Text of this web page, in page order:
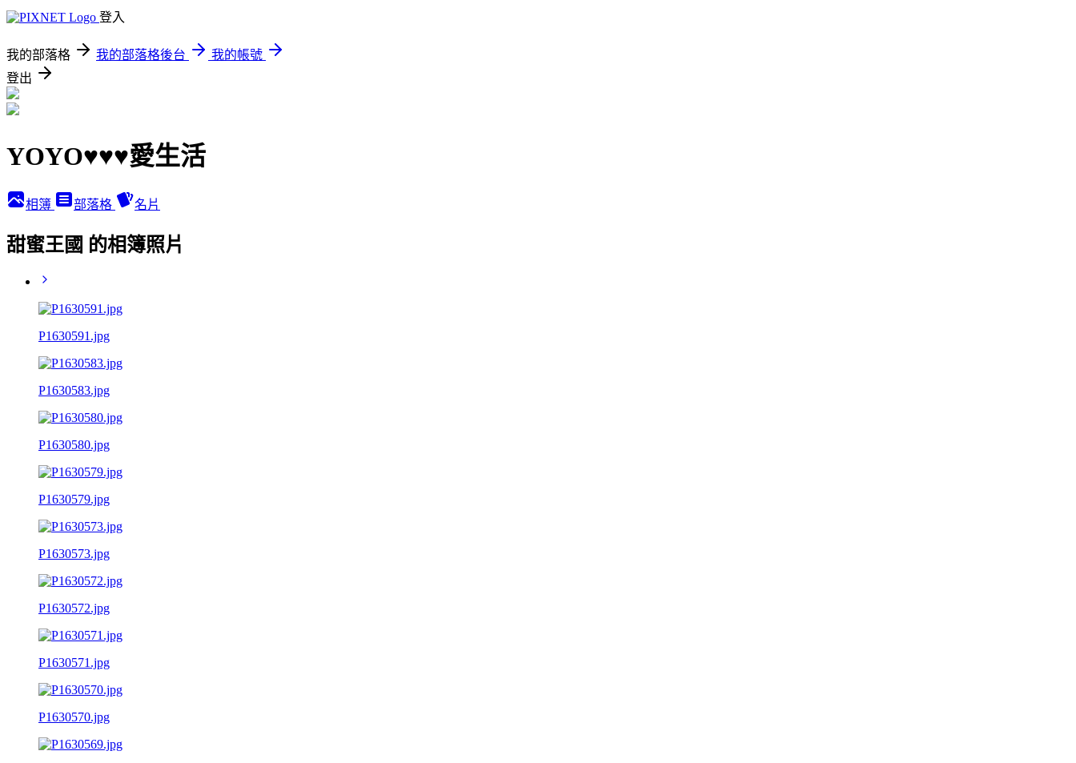
登入
我的部落格 我的部落格後台
我的帳號
登出
YOYO♥♥♥愛生活
相簿 部落格 名片
甜蜜王國 的相簿照片
P1630591.jpg
P1630583.jpg
P1630580.jpg
P1630579.jpg
P1630573.jpg
P1630572.jpg
P1630571.jpg
P1630570.jpg